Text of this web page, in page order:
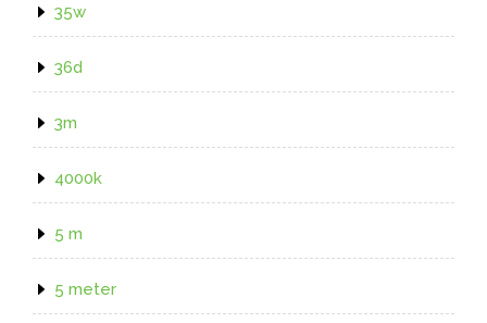
35w
36d
3m
4000k
5 m
5 meter